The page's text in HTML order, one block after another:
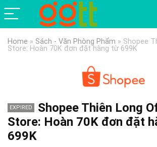
Home » Sách - Văn Phòng Phẩm » Shopee
Store: Hoàn 70K đơn đặt hàng từ 699K
EXPIRED
Shopee Thiên Long
Store: Hoàn 70K đơn đặt
699K